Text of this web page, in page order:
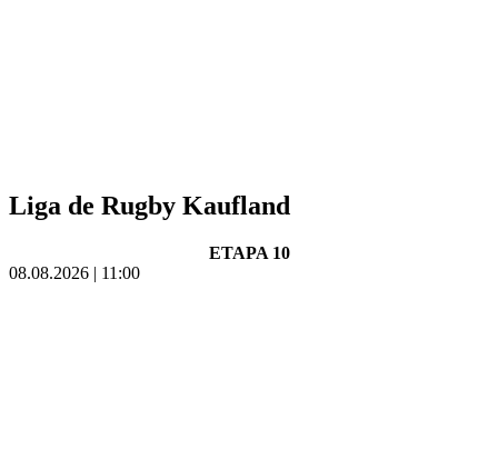
Liga de Rugby Kaufland
ETAPA 10
08.08.2026 | 11:00